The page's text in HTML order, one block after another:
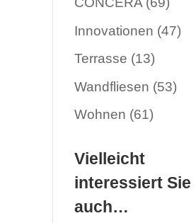
Innovationen (47)
Terrasse (13)
Wandfliesen (53)
Wohnen (61)
Vielleicht
interessiert Sie
auch…